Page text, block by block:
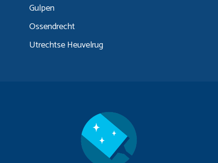
Gulpen
Ossendrecht
Utrechtse Heuvelrug